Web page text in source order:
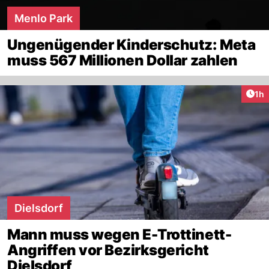
Menlo Park
Ungenügender Kinderschutz: Meta
muss 567 Millionen Dollar zahlen
1h
Dielsdorf
Mann muss wegen E-Trottinett-
Angriffen vor Bezirksgericht